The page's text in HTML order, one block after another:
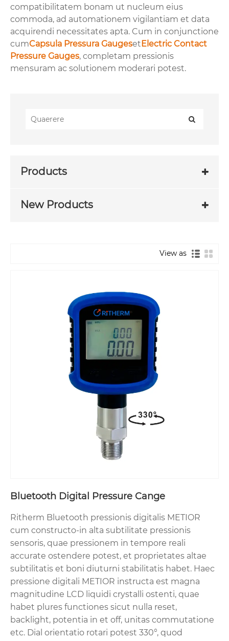
compatibilitatem bonam ut nucleum eius
commoda, ad automationem vigilantiam et data
acquirendi necessitates apta. Cum in conjunctione
cumCapsula Pressura GaugesetElectric Contact
Pressure Gauges, completam pressionis
mensuram ac solutionem moderari potest.
Products
New Products
View as
Bluetooth Digital Pressure Cange
Ritherm Bluetooth pressionis digitalis METIOR
cum constructo-in alta subtilitate pressionis
sensoris, quae pressionem in tempore reali
accurate ostendere potest, et proprietates altae
subtilitatis et boni diuturni stabilitatis habet. Haec
pressione digitali METIOR instructa est magna
magnitudine LCD liquidi crystalli ostenti, quae
habet plures functiones sicut nulla reset,
backlight, potentia in et off, unitas commutatione
etc. Dial orientatio rotari potest 330°, quod